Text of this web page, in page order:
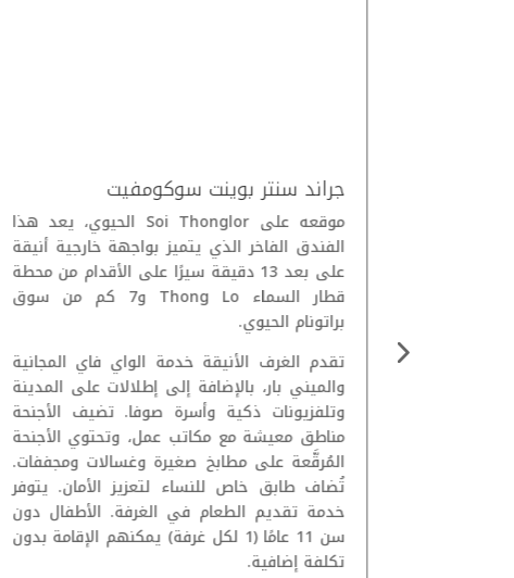
جراند سنتر بوينت سوكومفيت
موقعه على Soi Thonglor الحيوي، يعد هذا
الفندق الفاخر الذي يتميز بواجهة خارجية أنيقة
على بعد 13 دقيقة سيرًا على الأقدام من محطة
قطار السماء Thong Lo و7 كم من سوق
براتونام الحيوي.
تقدم الغرف الأنيقة خدمة الواي فاي المجانية
والميني بار، بالإضافة إلى إطلالات على المدينة
وتلفزيونات ذكية وأسرة صوفا. تضيف الأجنحة
مناطق معيشة مع مكاتب عمل، وتحتوي الأجنحة
المُرقَّعة على مطابخ صغيرة وغسالات ومجففات.
تُضاف طابق خاص للنساء لتعزيز الأمان. يتوفر
خدمة تقديم الطعام في الغرفة. الأطفال دون
سن 11 عامًا (1 لكل غرفة) يمكنهم الإقامة بدون
تكلفة إضافية.